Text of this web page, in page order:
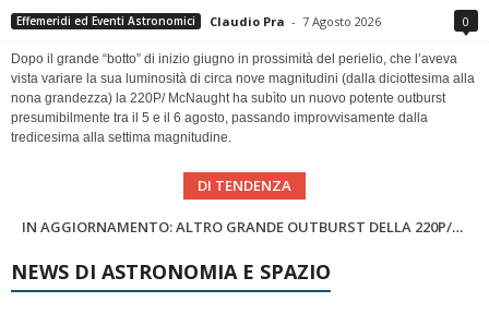
Effemeridi ed Eventi Astronomici Claudio Pra - 7 Agosto 2026 0
Dopo il grande “botto” di inizio giugno in prossimità del perielio, che l’aveva
vista variare la sua luminosità di circa nove magnitudini (dalla diciottesima alla
nona grandezza) la 220P/ McNaught ha subìto un nuovo potente outburst
presumibilmente tra il 5 e il 6 agosto, passando improvvisamente dalla
tredicesima alla settima magnitudine.
DI TENDENZA
Il futuro dell’esplorazione lunare passa per l’Etna
NEWS DI ASTRONOMIA E SPAZIO